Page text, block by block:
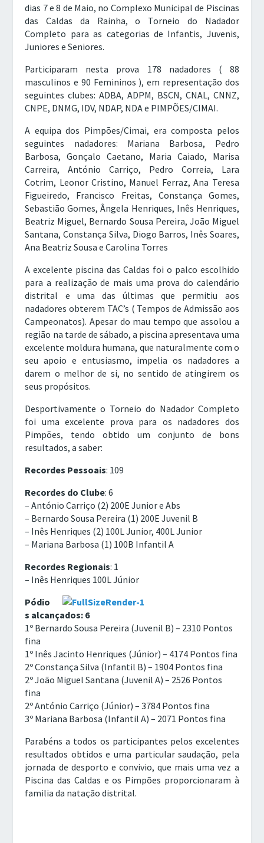
dias 7 e 8 de Maio, no Complexo Municipal de Piscinas
das Caldas da Rainha, o Torneio do Nadador
Completo para as categorias de Infantis, Juvenis,
Juniores e Seniores.
Participaram nesta prova 178 nadadores ( 88
masculinos e 90 Femininos ), em representação dos
seguintes clubes: ADBA, ADPM, BSCN, CNAL, CNNZ,
CNPE, DNMG, IDV, NDAP, NDA e PIMPÕES/CIMAI.
A equipa dos Pimpões/Cimai, era composta pelos
seguintes nadadores: Mariana Barbosa, Pedro
Barbosa, Gonçalo Caetano, Maria Caiado, Marisa
Carreira, António Carriço, Pedro Correia, Lara
Cotrim, Leonor Cristino, Manuel Ferraz, Ana Teresa
Figueiredo, Francisco Freitas, Constança Gomes,
Sebastião Gomes, Ângela Henriques, Inês Henriques,
Beatriz Miguel, Bernardo Sousa Pereira, João Miguel
Santana, Constança Silva, Diogo Barros, Inês Soares,
Ana Beatriz Sousa e Carolina Torres
A excelente piscina das Caldas foi o palco escolhido
para a realização de mais uma prova do calendário
distrital e uma das últimas que permitiu aos
nadadores obterem TAC’s ( Tempos de Admissão aos
Campeonatos). Apesar do mau tempo que assolou a
região na tarde de sábado, a piscina apresentava uma
excelente moldura humana, que naturalmente com o
seu apoio e entusiasmo, impelia os nadadores a
darem o melhor de si, no sentido de atingirem os
seus propósitos.
Desportivamente o Torneio do Nadador Completo
foi uma excelente prova para os nadadores dos
Pimpões, tendo obtido um conjunto de bons
resultados, a saber:
Recordes Pessoais: 109
Recordes do Clube: 6
– António Carriço (2) 200E Junior e Abs
– Bernardo Sousa Pereira (1) 200E Juvenil B
– Inês Henriques (2) 100L Junior, 400L Junior
– Mariana Barbosa (1) 100B Infantil A
Recordes Regionais: 1
– Inês Henriques 100L Júnior
Pódio
s alcançados: 6
1º Bernardo Sousa Pereira (Juvenil B) – 2310 Pontos
fina
1º Inês Jacinto Henriques (Júnior) – 4174 Pontos fina
2º Constança Silva (Infantil B) – 1904 Pontos fina
2º João Miguel Santana (Juvenil A) – 2526 Pontos
fina
2º António Carriço (Júnior) – 3784 Pontos fina
3º Mariana Barbosa (Infantil A) – 2071 Pontos fina
Parabéns a todos os participantes pelos excelentes
resultados obtidos e uma particular saudação, pela
jornada de desporto e convivio, que mais uma vez a
Piscina das Caldas e os Pimpões proporcionaram à
familia da natação distrital.